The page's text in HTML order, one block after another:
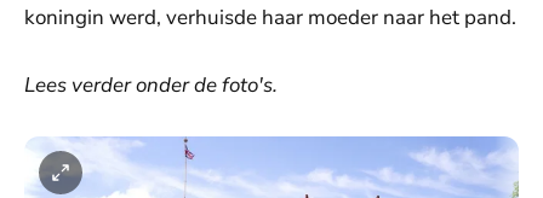
koningin werd, verhuisde haar moeder naar het pand.
Lees verder onder de foto's.